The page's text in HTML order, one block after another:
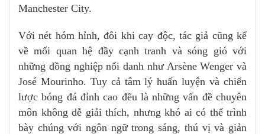
Manchester City.
Với nét hóm hỉnh, đôi khi cay độc, tác giả cũng kể
về mối quan hệ đầy cạnh tranh và sóng gió với
những đồng nghiệp nổi danh như Arsène Wenger và
José Mourinho. Tuy cả tâm lý huấn luyện và chiến
lược bóng đá đỉnh cao đều là những vấn đề chuyên
môn không dễ giải thích, nhưng khó ai có thể trình
bày chúng với ngôn ngữ trong sáng, thú vị và giản